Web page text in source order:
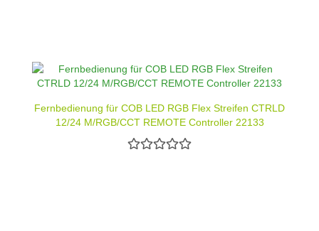
Fernbedienung für COB LED RGB Flex Streifen CTRLD
12/24 M/RGB/CCT REMOTE Controller 22133